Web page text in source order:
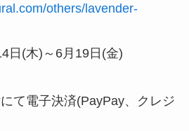
others/lavender-
日(木)～6月19日(金)
て電子決済(PayPay、クレジ